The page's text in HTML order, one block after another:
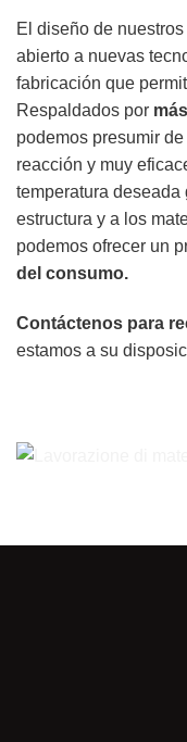
El diseño de
abierto a nuevas
fabricación que
Respaldados por
podemos presumir
reacción y muy
temperatura
estructura y a los
podemos ofrecer un
del consumo.
Contáctenos para
estamos a su